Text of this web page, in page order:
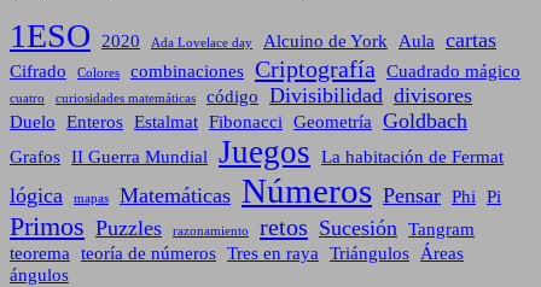
1ESO 2020 Ada Lovelace day Alcuino de York Aula cartas
Cifrado Colores combinaciones Criptografía Cuadrado mágico
cuatro curiosidades matemáticas código Divisibilidad divisores
Duelo Enteros Estalmat Fibonacci Geometría Goldbach
Grafos II Guerra Mundial Juegos La habitación de Fermat
lógica mapas Matemáticas Números Pensar Phi Pi
Primos Puzzles razonamiento retos Sucesión Tangram
teorema teoría de números Tres en raya Triángulos Áreas
ángulos